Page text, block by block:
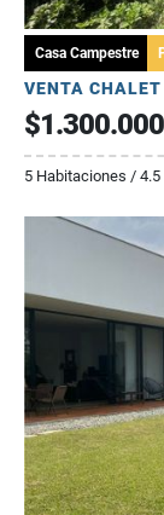
Casa Campestre
VENTA
5 Habitaciones /